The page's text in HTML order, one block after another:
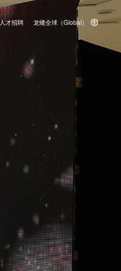
人才招聘 龙蟠全球（Global）